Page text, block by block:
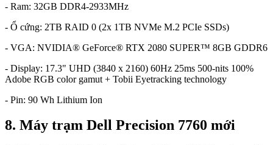
- Ram: 32GB DDR4-2933MHz
- Ổ cứng: 2TB RAID 0 (2x 1TB NVMe M.2 PCIe SSDs)
- VGA: NVIDIA® GeForce® RTX 2080 SUPER™ 8GB GDDR6
- Display: 17.3" UHD (3840 x 2160) 60Hz 25ms 500-nits 100%
Adobe RGB color gamut + Tobii Eyetracking technology
- Pin: 90 Wh Lithium Ion
8. Máy trạm Dell Precision 7760 mới